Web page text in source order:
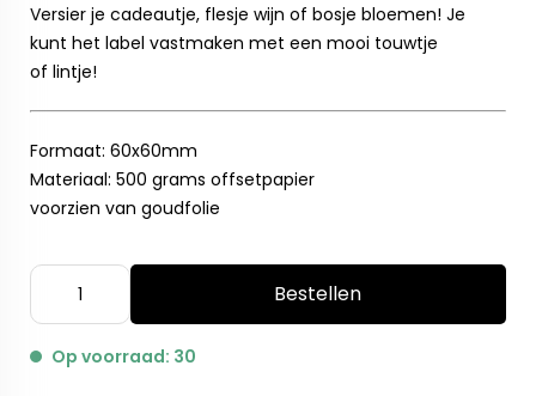
Versier je cadeautje, flesje wijn of bosje bloemen! Je
kunt het label vastmaken met een mooi touwtje
of lintje!
Formaat: 60x60mm
Materiaal: 500 grams offsetpapier
voorzien van goudfolie
Bestellen
Op voorraad: 30